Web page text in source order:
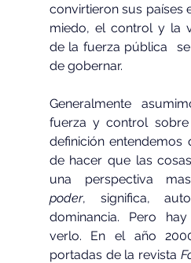
convirtieron sus países
miedo, el control y la
de la fuerza pública
de gobernar.
Generalmente
fuerza y control
definición entendemos
de hacer que las
poder, significa,
dominancia. Pero
verlo. En el año
portadas de la revista